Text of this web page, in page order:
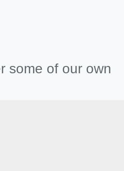
some of our own